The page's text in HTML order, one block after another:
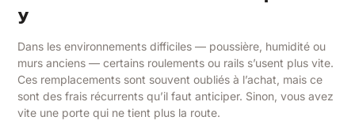
y
Dans les environnements difficiles — poussière, humidité ou
murs anciens — certains roulements ou rails s’usent plus vite.
Ces remplacements sont souvent oubliés à l’achat, mais ce
sont des frais récurrents qu’il faut anticiper. Sinon, vous avez
vite une porte qui ne tient plus la route.